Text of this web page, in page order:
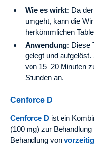
Wie es wirkt: Da
umgeht, kann die
herkömmlichen
Anwendung: Diese
gelegt und aufgelöst.
von 15–20 Minuten
Stunden an.
Cenforce D
Cenforce D ist ein
(100 mg) zur
Behandlung von